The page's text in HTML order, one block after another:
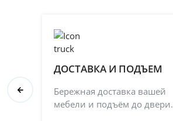
ДОСТАВКА И ПОДЪЕМ
Бережная доставка вашей
мебели и подъём до двери.